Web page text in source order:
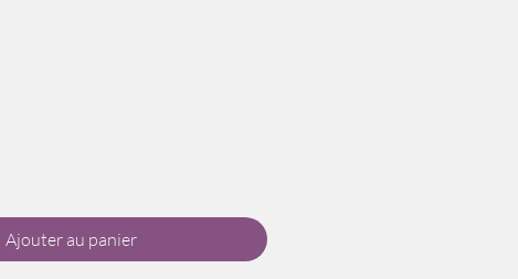
Ajouter au panier